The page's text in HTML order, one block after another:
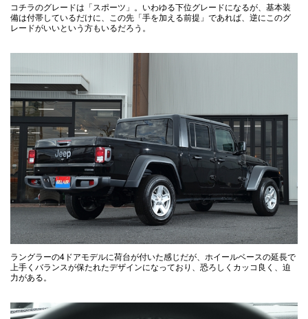
コチラのグレードは「スポーツ」。いわゆる下位グレードになるが、基本装
備は付帯しているだけに、この先「手を加える前提」であれば、逆にこのグ
レードがいいという方もいるだろう。
ラングラーの4ドアモデルに荷台が付いた感じだが、ホイールベースの延長で
上手くバランスが保たれたデザインになっており、恐ろしくカッコ良く、迫
力がある。